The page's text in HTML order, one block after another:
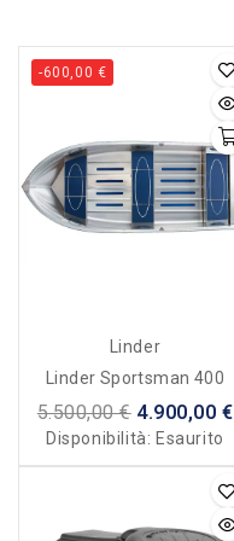
-600,00 €
Linder
Linder Sportsman 400
5.500,00 € 4.900,00 €
Disponibilità: Esaurito